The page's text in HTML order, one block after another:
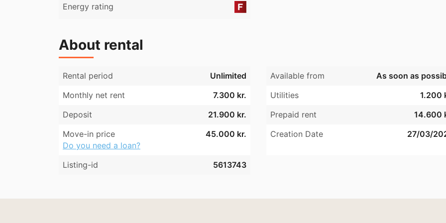
Energy rating
About rental
Rental period Unlimited Available from
As soon as
Monthly net rent
7.300 kr. Utilities
1.200
Deposit
21.900 kr. Prepaid rent
14.600
Move-in price
45.000 kr.
Do you need a loan?
Creation Date 27/03/
Listing-id 5613743